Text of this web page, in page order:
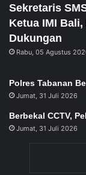
Sekretaris
Ketua IMI
Dukungan
Rabu, 05 Agustus
Polres Tabanan
Jumat, 31 Juli 2026
Berbekal CCTV,
Jumat, 31 Juli 2026